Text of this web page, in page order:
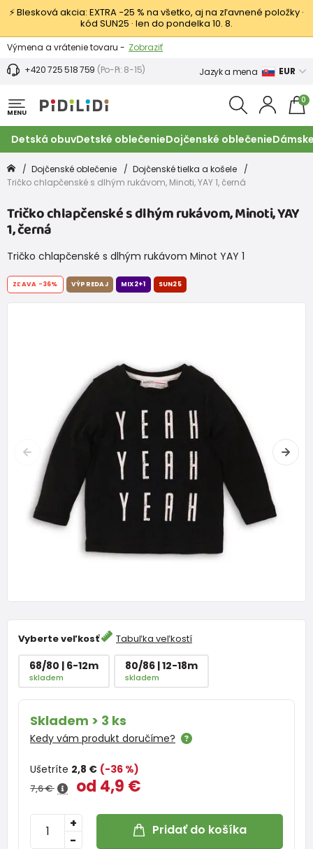
⚡ Blesková akcia: EXTRA −25 % na všetko, aj na zľavnené položky ·
kód SUN25 · len do pondelka 10. 8.
Výmena a vrátenie tovaru - Zobraziť
Zľava 3,80 EUR na prvý nákup - Podmienky
+420 725 518 759 (Po-Pi: 8-15) Jazyk a mena EUR
MENU
0
Detská obuvDetské oblečenieDojčenské oblečenie
Dojčenské oblečenie
Dojčenské tielka a košele
Tričko chlapčenské s dlhým rukávom, Minoti, YAY 1, černá
Tričko chlapčenské s dlhým rukávom, Minoti, YAY
1, černá
Tričko chlapčenské s dlhým rukávom Minot YAY 1
Vyberte veľkosť Tabuľka veľkostí
68/80 | 6-12m
skladem
80/86 | 12-18m
skladem
Skladem > 3 ks
Kedy vám produkt doručíme?
Ušetríte 2,8 € (-36 %)
7,6 € od 4,9 €
-
+ Pridať do košíka
ZĽAVA -36% VÝPREDAJ MIX2+1 SUN25